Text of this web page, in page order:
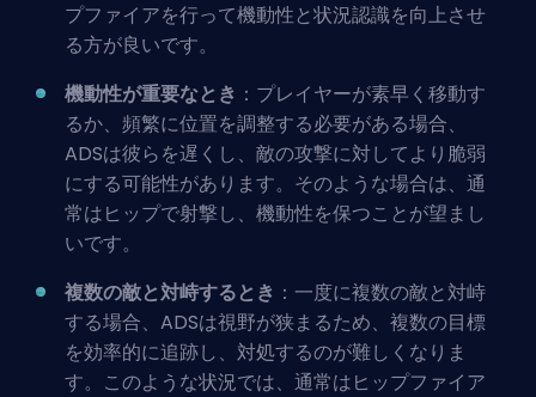
プファイアを行って機動性と状況認識を向上させ
る方が良いです。
機動性が重要なとき ：プレイヤーが素早く移動す
るか、頻繁に位置を調整する必要がある場合、
ADSは彼らを遅くし、敵の攻撃に対してより脆弱
にする可能性があります。そのような場合は、通
常はヒップで射撃し、機動性を保つことが望まし
いです。
複数の敵と対峙するとき ：一度に複数の敵と対峙
する場合、ADSは視野が狭まるため、複数の目標
を効率的に追跡し、対処するのが難しくなりま
す。このような状況では、通常はヒップファイア